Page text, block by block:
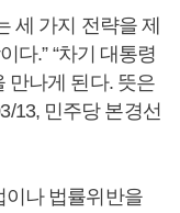
세 가지 전략을 제
다.” “차기 대통령
만나게 된다. 뜻은
13, 민주당 본경선
이나 법률위반을